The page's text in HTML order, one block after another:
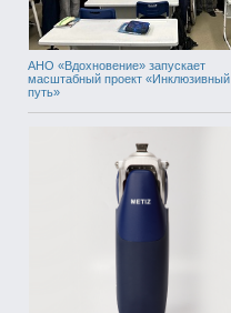
АНО «Вдохновение» запускает
масштабный проект «Инклюзивный
путь»